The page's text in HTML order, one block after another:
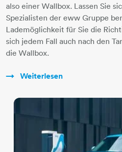
also einer Wallbox. Lassen Sie
Spezialisten der eww Gruppe
Lademöglichkeit für Sie die
sich jedem Fall auch nach den
die Wallbox.
Weiterlesen